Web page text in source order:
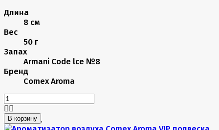
Длина
8 см
Вес
50 г
Запах
Armani Code lce №8
Бренд
Comex Aroma
В корзину